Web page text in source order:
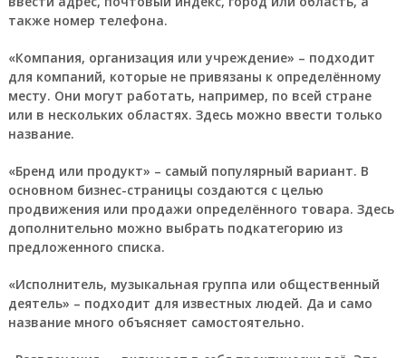
также номер телефона.
«Компания, организация или учреждение» – подходит
для компаний, которые не привязаны к определённому
месту. Они могут работать, например, по всей стране
или в нескольких областях. Здесь можно ввести только
название.
«Бренд или продукт» – самый популярный вариант. В
основном бизнес-страницы создаются с целью
продвижения или продажи определённого товара. Здесь
дополнительно можно выбрать подкатегорию из
предложенного списка.
«Исполнитель, музыкальная группа или общественный
деятель» – подходит для известных людей. Да и само
название много объясняет самостоятельно.